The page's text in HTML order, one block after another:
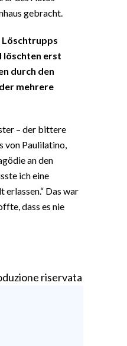
gebracht.
Löschtrupps
löschten erst
durch den
mehrere
– der bittere
von Paulilatino,
an den
ich eine
Das war
dass es nie
riservata